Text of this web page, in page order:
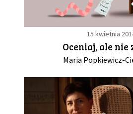
15 kwietnia
Oceniaj, ale nie
Maria Popkiewicz-